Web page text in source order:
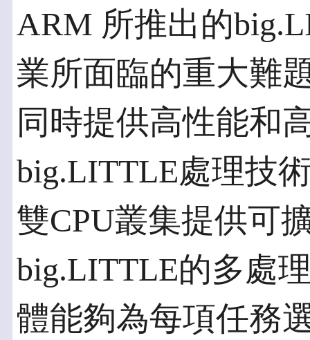
ARM 所推出的
業所面臨的重大難
同時提供高性能和
big.LITTLE處理技
雙CPU叢集提供可
big.LITTLE的多處
體能夠為每項任務